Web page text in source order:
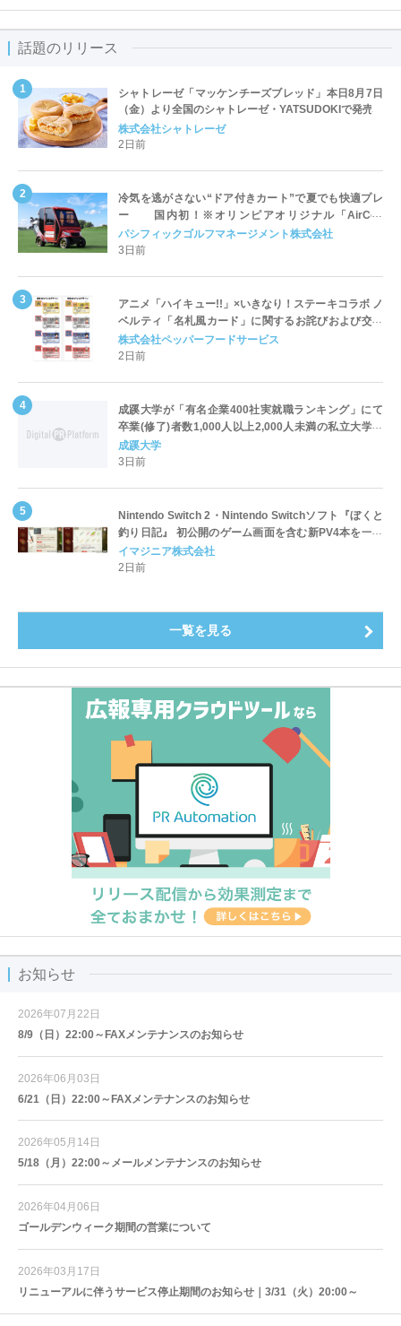
話題のリリース
シャトレーゼ「マッケンチーズブレッド」本日8月7日
（金）より全国のシャトレーゼ・YATSUDOKIで発売
株式会社シャトレーゼ
2日前
冷気を逃がさない“ドア付きカート”で夏でも快適プレ
ー 国内初！※オリンピアオリジナル「AirCon
Cart（エアコンカート）」導入 | ＰＧＭ
パシフィックゴルフマネージメント株式会社
3日前
アニメ「ハイキュー!!」×いきなり！ステーキコラボ ノ
ベルティ「名札風カード」に関するお詫びおよび交換
対応についてのご案内
株式会社ペッパーフードサービス
2日前
成蹊大学が「有名企業400社実就職ランキング」にて
卒業(修了)者数1,000人以上2,000人未満の私立大学で
全国第1位を獲得！～実就職率は26.5%（前年比＋
4.3pt）に伸長、東京の私立大学でも10位にランクイン
成蹊大学
3日前
Nintendo Switch 2・Nintendo Switchソフト『ぼくと
釣り日記』 初公開のゲーム画面を含む新PV4本を一挙
公開！
イマジニア株式会社
2日前
一覧を見る
お知らせ
2026年07月22日
8/9（日）22:00～FAXメンテナンスのお知らせ
2026年06月03日
6/21（日）22:00～FAXメンテナンスのお知らせ
2026年05月14日
5/18（月）22:00～メールメンテナンスのお知らせ
2026年04月06日
ゴールデンウィーク期間の営業について
2026年03月17日
リニューアルに伴うサービス停止期間のお知らせ｜3/31（火）20:00～